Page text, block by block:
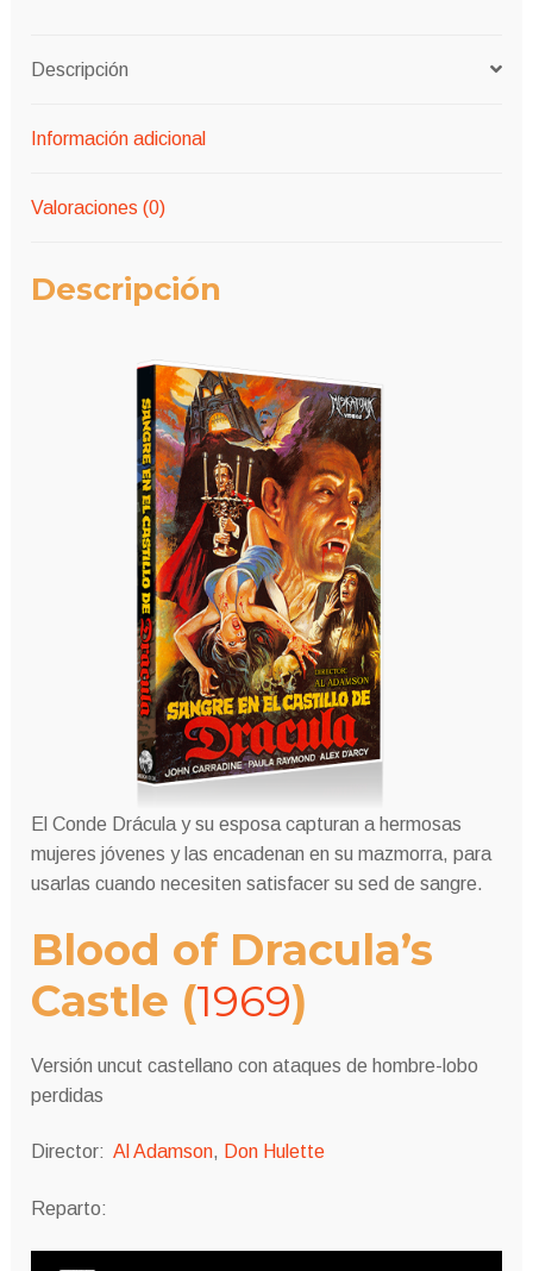
Descripción
Información adicional
Valoraciones (0)
Descripción
El Conde Drácula y su esposa capturan a hermosas
mujeres jóvenes y las encadenan en su mazmorra, para
usarlas cuando necesiten satisfacer su sed de sangre.
Blood of Dracula’s
Castle (1969)
Versión uncut castellano con ataques de hombre-lobo
perdidas
Director: Al Adamson, Don Hulette
Reparto: